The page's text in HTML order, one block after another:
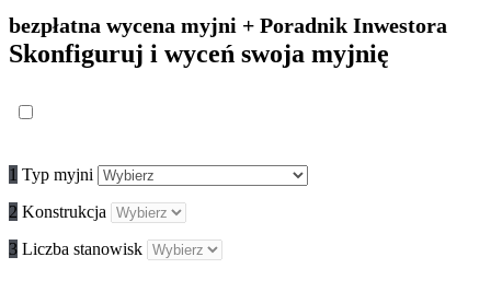
bezpłatna wycena myjni + Poradnik Inwestora
Skonfiguruj i wyceń swoja myjnię
1 Typ myjni
2 Konstrukcja
3 Liczba stanowisk